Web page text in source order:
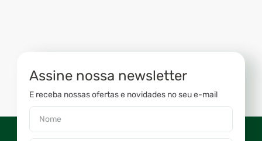
Assine nossa newsletter
E receba nossas ofertas e novidades no seu e-mail